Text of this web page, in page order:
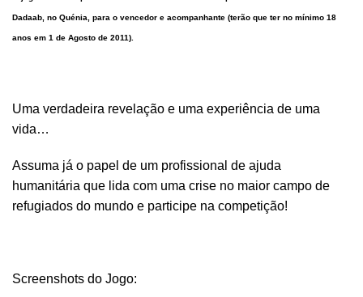
Dadaab, no Quénia, para o vencedor e acompanhante (terão que ter no mínimo 18
anos em 1 de Agosto de 2011).
Uma verdadeira revelação e uma experiência de uma
vida…
Assuma já o papel de um profissional de ajuda
humanitária que lida com uma crise no maior campo de
refugiados do mundo e participe na competição!
Screenshots do Jogo: